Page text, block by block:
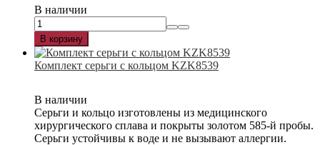
В наличии
В корзину
Комплект серьги с кольцом KZK8539
В наличии
Серьги и кольцо изготовлены из медицинского
хирургического сплава и покрыты золотом 585-й пробы.
Серьги устойчивы к воде и не вызывают аллергии.